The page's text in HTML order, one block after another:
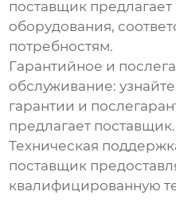
поставщик
оборудования,
потребностям.
Гарантийное и
обслуживание:
гарантии и
предлагает поставщик.
Техническая
поставщик
квалифицированную